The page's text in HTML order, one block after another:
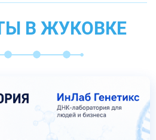
В ЖУКОВКЕ